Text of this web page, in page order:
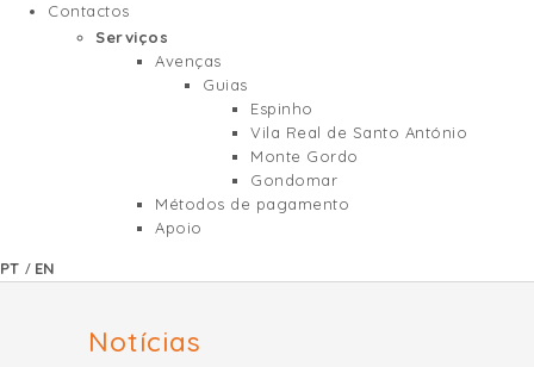
Contactos
Serviços
Avenças
Guias
Espinho
Vila Real de Santo António
Monte Gordo
Gondomar
Métodos de pagamento
Apoio
PT / EN
Notícias